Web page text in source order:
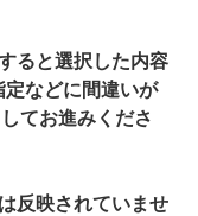
ると選択した内容
などに間違いが
てお進みくださ
反映されていませ